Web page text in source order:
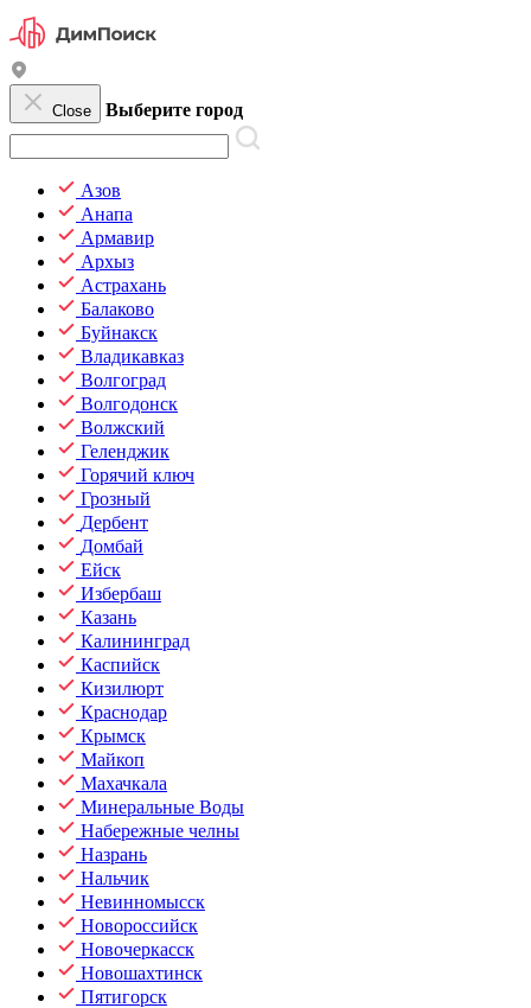
Close Выберите город
Азов
Анапа
Армавир
Архыз
Астрахань
Балаково
Буйнакск
Владикавказ
Волгоград
Волгодонск
Волжский
Геленджик
Горячий ключ
Грозный
Дербент
Домбай
Ейск
Избербаш
Казань
Калининград
Каспийск
Кизилюрт
Краснодар
Крымск
Майкоп
Махачкала
Минеральные Воды
Набережные челны
Назрань
Нальчик
Невинномысск
Новороссийск
Новочеркасск
Новошахтинск
Пятигорск